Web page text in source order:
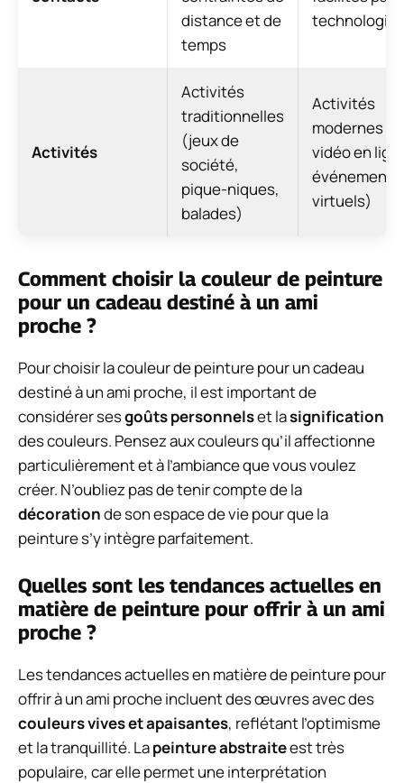
distance et de
temps
technologie
Activités
Activités
traditionnelles
(jeux de
société,
pique-niques,
balades)
Activités
modernes
vidéo en
événements
virtuels)
Comment choisir la couleur de peinture
pour un cadeau destiné à un ami
proche ?
Pour choisir la couleur de peinture pour un cadeau
destiné à un ami proche, il est important de
considérer sesgoûts personnelset lasignification
des couleurs. Pensez aux couleurs qu’il affectionne
particulièrement et à l’ambiance que vous voulez
créer. N’oubliez pas de tenir compte de la
décorationde son espace de vie pour que la
peinture s’y intègre parfaitement.
Quelles sont les tendances actuelles en
matière de peinture pour offrir à un ami
proche ?
Les tendances actuelles en matière de peinture pour
offrir à un ami proche incluent des œuvres avec des
couleurs vives et apaisantes, reflétant l’optimisme
et la tranquillité. Lapeinture abstraiteest très
populaire, car elle permet une interprétation